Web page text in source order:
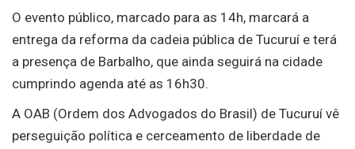
O evento público, marcado para as 14h, marcará a
entrega da reforma da cadeia pública de Tucuruí e terá
a presença de Barbalho, que ainda seguirá na cidade
cumprindo agenda até as 16h30.
A OAB (Ordem dos Advogados do Brasil) de Tucuruí vê
perseguição política e cerceamento de liberdade de